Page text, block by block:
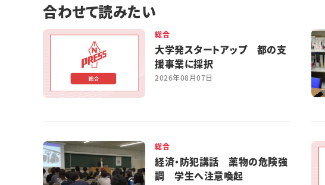
合わせて読みたい
総合
大学発スタートアップ 都の支
援事業に採択
2026年08月07日
総合
経済・防犯講話 薬物の危険強
調 学生へ注意喚起